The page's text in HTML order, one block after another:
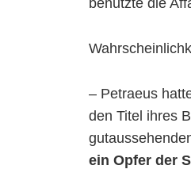
benutzte die
– Petraeus
den Titel ihres
ein Opfer der